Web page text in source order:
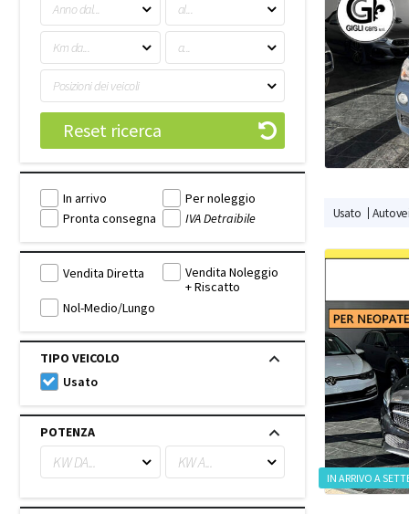
Anno dal... al...
Km da... a...
Posizioni dei veicoli
Reset ricerca
In arrivo
Per noleggio
Pronta consegna
IVA Detraibile
Vendita Diretta
Vendita Noleggio
+ Riscatto
Nol-Medio/Lungo
TIPO VEICOLO
Usato
POTENZA
KW DA... KW A...
Usato
IN ARRIVO A